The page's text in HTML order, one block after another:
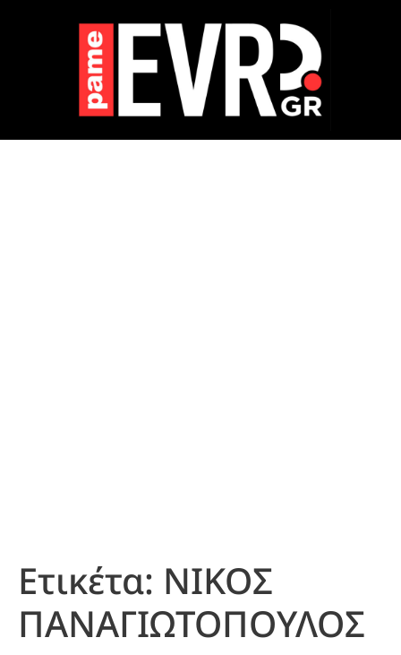
Ετικέτα: ΝΙΚΟΣ
ΠΑΝΑΓΙΩΤΟΠΟΥΛΟΣ